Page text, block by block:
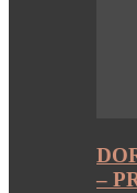
–